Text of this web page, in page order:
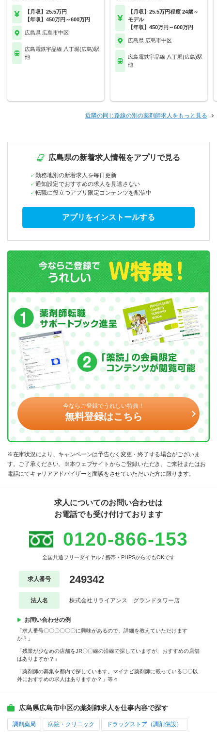
【月収】25.5万円
【年収】450万円～600万円
広島県 広島市中区
広島電鉄宇品線 八丁堀(広島)駅
他
【月収】25.5万円程度 24歳～
モデル
【年収】450万円～600万円
広島県 広島市中区
広島電鉄宇品線 八丁堀(広島)駅
他
近隣の同じ路線の別の薬剤師求人をもっと見る
広島県の新着求人情報をアプリで見る
勤務地別の新着求人を毎日更新
通知設定でおすすめの求人を見逃さない
転職に役立つアプリ限定コンテンツを配信中
アプリをインストールする
今ならご登録でうれしい特典！
無料登録はこちら
※在庫状況により、キャンペーンは予告なく変更・終了する場合がございま
す。ご了承ください。※本ウェブサイトからご登録いただき、ご来社またはお
電話にてキャリアアドバイザーと面談をさせていただいた方に限ります。
求人についてのお問い合わせは
お電話でも受け付けております
0120-866-153
全国共通フリーダイヤル / 携帯・PHPSからでもOKです
求人番号 249342
法人名 株式会社リライアンス グランドタワー店
お問い合わせの例
「求人番号〇〇〇〇〇〇に興味があるので、詳細を教えていただけます
か？」
「残業が少なめの店舗をJR〇〇線の沿線で探していますが、おすすめの店舗
はありますか？」
「薬剤師の募集を都内で探しています。マイナビ薬剤師に載っている〇〇以
外におすすめの求人はありますか？」等々
広島県広島市中区の薬剤師求人を仕事内容で探す
調剤薬局 病院・クリニック ドラッグストア（調剤併設）